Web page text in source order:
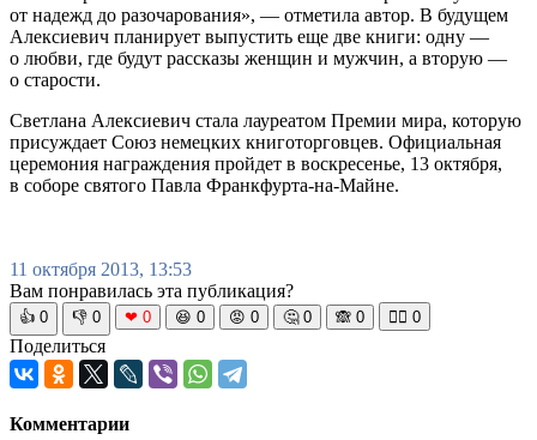
от надежд до разочарования», — отметила автор. В будущем
Алексиевич планирует выпустить еще две книги: одну —
о любви, где будут рассказы женщин и мужчин, а вторую —
о старости.
Светлана Алексиевич стала лауреатом Премии мира, которую
присуждает Союз немецких книготорговцев. Официальная
церемония награждения пройдет в воскресенье, 13 октября,
в соборе святого Павла Франкфурта-на-Майне.
11 октября 2013, 13:53
Вам понравилась эта публикация?
👍 0 👎 0 ❤ 0 😆 0 😡 0 🤔 0 🙈 0 🧘‍♀️ 0
Поделиться
Комментарии